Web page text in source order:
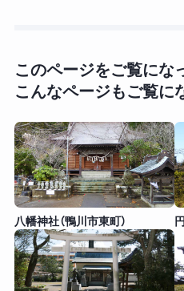
このページをご覧にな
こんなページもご覧に
八幡神社（鴨川市東町）